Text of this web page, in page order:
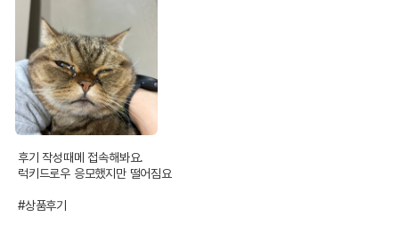
후기 작성때메 접속해봐요.
럭키드로우 응모했지만 떨어짐요
#상품후기